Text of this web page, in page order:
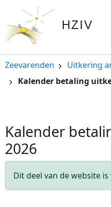
Overslaan en naar de
HZIV
Kruimelpad
Zeevarenden
Uitkering
Kalender betaling
Kalender
2026
Statusbericht
Dit deel van de website